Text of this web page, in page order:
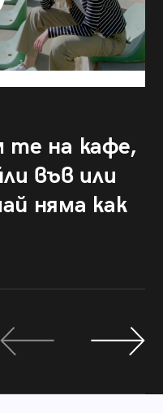
те на кафе,
във или
няма как